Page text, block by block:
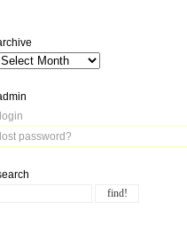
login
lost password?